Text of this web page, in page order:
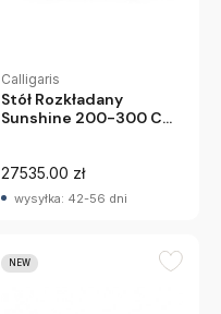
Calligaris
Stół Rozkładany
Sunshine 200-300 Cm
27535.00 zł
wysyłka: 42-56 dni
NEW